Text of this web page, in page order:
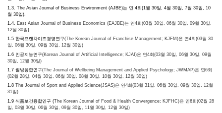
1.3. The Asian Journal of Business Environment (AJBE)는 연 4회(1 월 30일 , 4월 30일 , 7월 30일 , 10
월 30일).
1.4. East Asian Journal of Business Economics (EAJBE)는 연4회(03월 30일, 06월 30일, 09월 30일,
12월 30일}
1.5 한국프랜차이즈경영연구(The Korean Journal of Franchise Management; KJFM)은 연4회(03월 30
일, 06월 30일, 09월 30일, 12월 30일)
1.6 인공지능연구(Korean Journal of Artificial Intelligence; KJAI)은 연4회(03월 30일, 06월 30일, 09월
30일, 12월 30일)
1.7 웰빙융합연구(The Journal of Wellbeing Management and Applied Psychology; JWMAP)은 연6회
(02월 28일, 04월 30일, 06월 30일, 08월 30일, 10월 30일, 12월 30일)
1.8 The Journal of Sport and Applied Science(JSAS)은 연4회(03월 31일, 06월 30일, 09월 30일, 12월
31일)
1.9 식품보건융합연구 (The Korean Journal of Food & Health Convergence; KJFHC)은 연6회(02월 28
일, 03월 30일, 06월 30일, 09월 30일, 11월 30일, 12월 30일)